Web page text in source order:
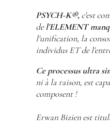
PSYCH-K®, c'est
del'ELEMENT
l'unification, la
individus ET de
Ce processus ultra
ni à la raison, est
composent !
Erwan Bizien est